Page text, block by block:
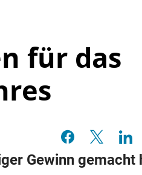
für das
Gewinn gemacht